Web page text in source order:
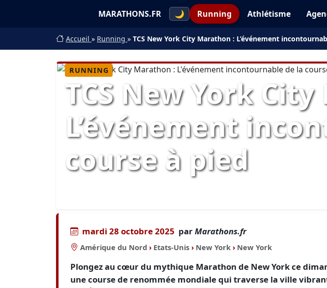
MARATHONS.FR 🌙 Running Athlétisme
Accueil » Running » TCS New York City Marathon : L’événement
RUNNING
TCS New York
L’événement
course à pied
mardi 28 octobre 2025 parMarathons.fr
Amérique du Nord › Etats-Unis › New York › New York
Plongez au cœur du mythique Marathon de New York ce
une course de renommée mondiale qui traverse la ville